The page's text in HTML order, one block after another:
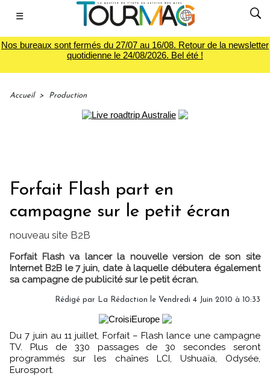
☰
Nos bureaux sont fermés du 27/07 au 16/08. Retour de la newsletter
quotidienne le 24/08/2026. Bel été !
Accueil > Production
Forfait Flash part en
campagne sur le petit écran
nouveau site B2B
Forfait Flash va lancer la nouvelle version de son site
Internet B2B le 7 juin, date à laquelle débutera également
sa campagne de publicité sur le petit écran.
Rédigé par La Rédaction le Vendredi 4 Juin 2010 à 10:33
Du 7 juin au 11 juillet, Forfait – Flash lance une campagne
TV. Plus de 330 passages de 30 secondes seront
programmés sur les chaînes LCI, Ushuaïa, Odysée,
Eurosport.